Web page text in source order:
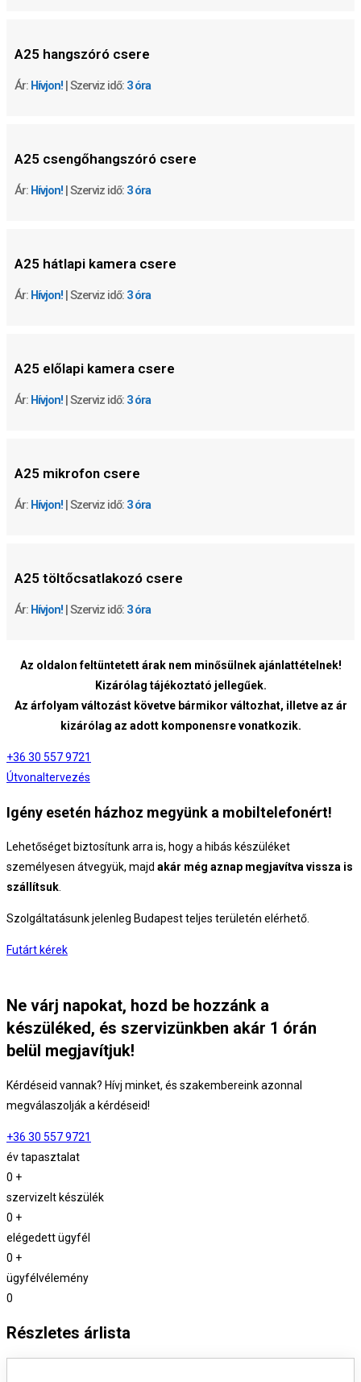
A25 hangszóró csere
Ár: Hívjon! | Szerviz idő: 3 óra
A25 csengőhangszóró csere
Ár: Hívjon! | Szerviz idő: 3 óra
A25 hátlapi kamera csere
Ár: Hívjon! | Szerviz idő: 3 óra
A25 előlapi kamera csere
Ár: Hívjon! | Szerviz idő: 3 óra
A25 mikrofon csere
Ár: Hívjon! | Szerviz idő: 3 óra
A25 töltőcsatlakozó csere
Ár: Hívjon! | Szerviz idő: 3 óra
Az oldalon feltüntetett árak nem minősülnek ajánlattételnek!
Kizárólag tájékoztató jellegűek.
Az árfolyam változást követve bármikor változhat, illetve az ár
kizárólag az adott komponensre vonatkozik.
+36 30 557 9721
Útvonaltervezés
Igény esetén házhoz megyünk a mobiltelefonért!
Lehetőséget biztosítunk arra is, hogy a hibás készüléket
személyesen átvegyük, majd akár még aznap megjavítva vissza is
szállítsuk.
Szolgáltatásunk jelenleg Budapest teljes területén elérhető.
Futárt kérek
Ne várj napokat, hozd be hozzánk a
készüléked, és szervizünkben akár 1 órán
belül megjavítjuk!
Kérdéseid vannak? Hívj minket, és szakembereink azonnal
megválaszolják a kérdéseid!
+36 30 557 9721
év tapasztalat
0 +
szervizelt készülék
0 +
elégedett ügyfél
0 +
ügyfélvélemény
0
Részletes árlista